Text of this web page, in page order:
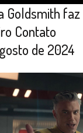
Goldsmith
Contato
de 2024